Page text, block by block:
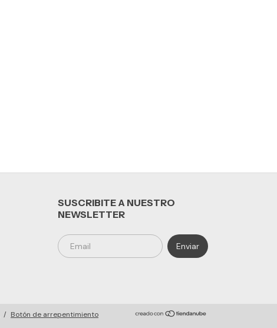
SUSCRIBITE A NUESTRO
NEWSLETTER
/ Botón de arrepentimiento